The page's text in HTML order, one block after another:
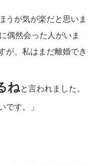
うが気が楽だと思いま
偶然会った人がいま
が、私はまだ離婚でき
ねと言われました。
です。」